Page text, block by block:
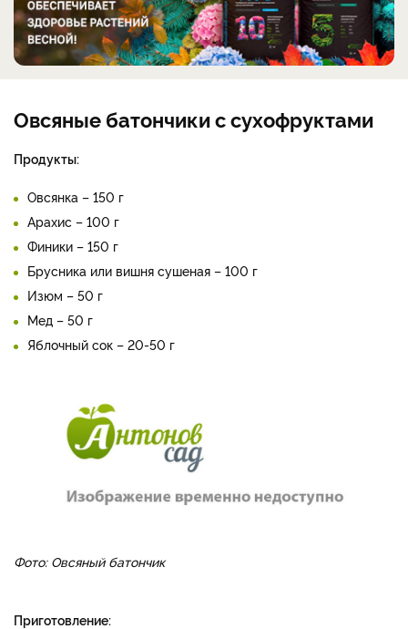
Овсяные батончики с сухофруктами
Продукты:
Овсянка – 150 г
Арахис – 100 г
Финики – 150 г
Брусника или вишня сушеная – 100 г
Изюм – 50 г
Мед – 50 г
Яблочный сок – 20-50 г
Фото: Овсяный батончик
Приготовление: